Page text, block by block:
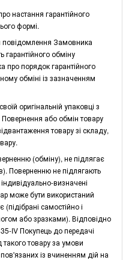
настання гарантійного
формі.
повідомлення Замовника
гарантійного обміну
про порядок гарантійного
обміні із зазначенням
оригінальній упаковці з
або обмін товару
товару зі складу,
(обміну), не підлягає
Поверненню не підлягають
визначені
може бути використаний
самостійно і
або зразками). Відповідно
IV Покупець до передачі
товару за умови
із вчиненням дій на